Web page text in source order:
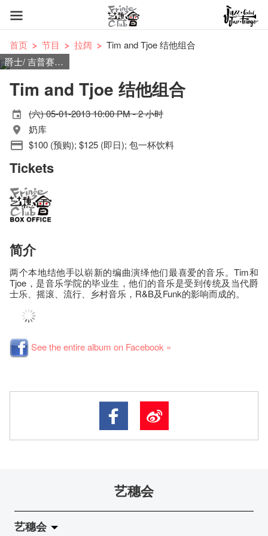
首页 节目 拉阔
Tim and Tjoe 结他组合
爵士/ 吉普赛爵士/ 流行
Tim and Tjoe 结他组合
(六) 05-01-2013 10:00 PM - 2 小时
奶库
$100 (预购); $125 (即日); 包一杯饮料
Tickets
简介
两个本地结他手以崭新的编曲演绎他们最喜爱的音乐。Tim和
Tjoe，是音乐学院的毕业生，他们的音乐是受到传统及当代爵
士乐、摇滚、流行、乡村音乐，R&B及Funk的影响而成的。
See the entire album on Facebook »
艺穗会
艺穗会